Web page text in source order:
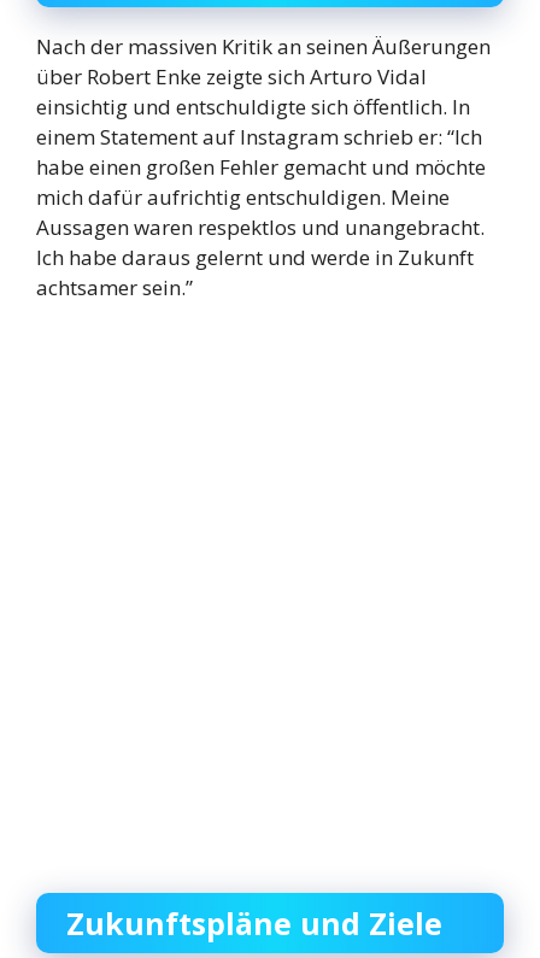
Nach der massiven Kritik an seinen Äußerungen
über Robert Enke zeigte sich Arturo Vidal
einsichtig und entschuldigte sich öffentlich. In
einem Statement auf Instagram schrieb er: “Ich
habe einen großen Fehler gemacht und möchte
mich dafür aufrichtig entschuldigen. Meine
Aussagen waren respektlos und unangebracht.
Ich habe daraus gelernt und werde in Zukunft
achtsamer sein.”
Zukunftspläne und Ziele